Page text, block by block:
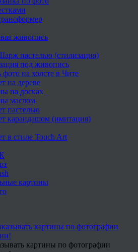
живопись
пастелью (стилизация)
под живопись
фото на холсте в Чите
на дереве
на досках
маслом
пастелью
карандашом (имитация)
в стиле Touch Art
картины
картины по фотографии